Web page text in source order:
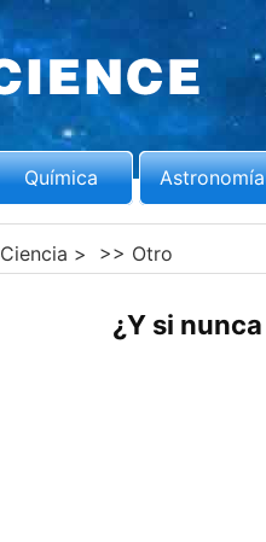
Química Astronomía
Ciencia > >> Otro
¿Y si